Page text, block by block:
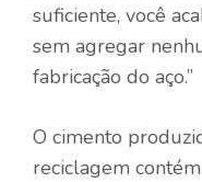
suficiente, você
sem agregar
fabricação do aço.”
O cimento
reciclagem